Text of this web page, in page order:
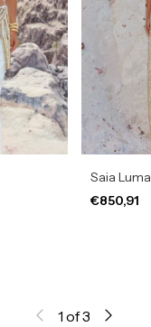
Saia
€850,91
1 of3